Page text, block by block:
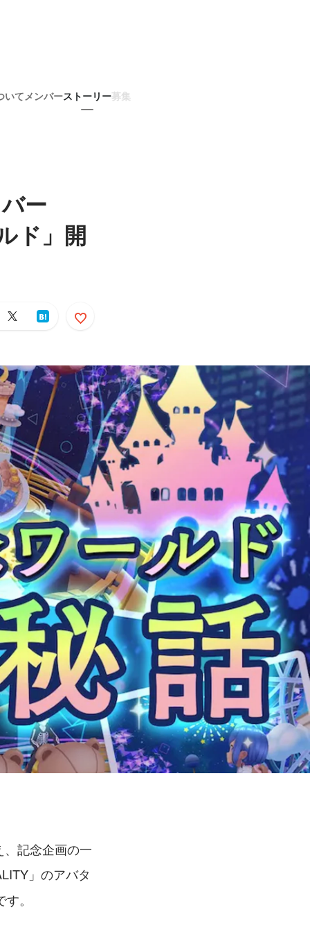
いて メンバーストーリー募集
ー
ド」開
、記念企画の一
」のアバタ
。